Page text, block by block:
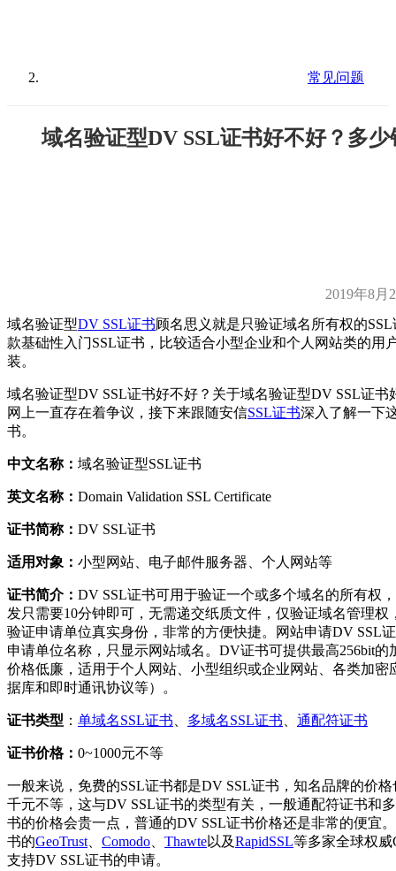
常见问题
域名验证型DV SSL证书好不好？多少
2019年8月
域名验证型DV SSL证书顾名思义就是只验证域名所有权的
款基础性入门SSL证书，比较适合小型企业和个人网站类的用
装。
域名验证型DV SSL证书好不好？关于域名验证型DV SSL证书
网上一直存在着争议，接下来跟随安信SSL证书深入了解一下
书。
中文名称： 域名验证型SSL证书
英文名称： Domain Validation SSL Certificate
证书简称： DV SSL证书
适用对象： 小型网站、电子邮件服务器、个人网站等
证书简介： DV SSL证书可用于验证一个或多个域名的所有权
发只需要10分钟即可，无需递交纸质文件，仅验证域名管理权
验证申请单位真实身份，非常的方便快捷。网站申请DV SSL
申请单位名称，只显示网站域名。DV证书可提供最高256bit的
价格低廉，适用于个人网站、小型组织或企业网站、各类加密
据库和即时通讯协议等）。
证书类型 ： 单域名SSL证书 多域名SSL证书 通配符证书
证书价格： 0~1000元不等
一般来说，免费的SSL证书都是DV SSL证书，知名品牌的价
千元不等，这与DV SSL证书的类型有关，一般通配符证书和
书的价格会贵一点，普通的DV SSL证书价格还是非常的便宜
书的GeoTrust Comodo Thawte以及RapidSSL等多家全球权
支持DV SSL证书的申请。